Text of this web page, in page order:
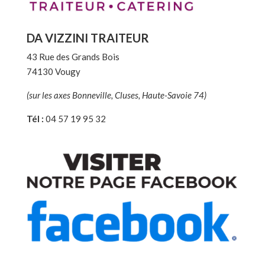
DA VIZZINI TRAITEUR
43 Rue des Grands Bois
74130 Vougy
(sur les axes Bonneville, Cluses, Haute-Savoie 74)
Tél : 04 57 19 95 32